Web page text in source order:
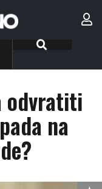
odvratiti
na